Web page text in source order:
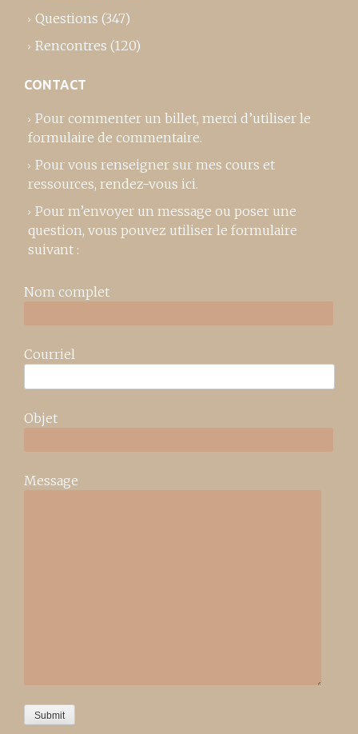
Questions (347)
Rencontres (120)
CONTACT
Pour commenter un billet, merci d’utiliser le
formulaire de commentaire.
Pour vous renseigner sur mes cours et
ressources, rendez-vous ici.
Pour m’envoyer un message ou poser une
question, vous pouvez utiliser le formulaire
suivant :
Nom complet
Courriel
Objet
Message